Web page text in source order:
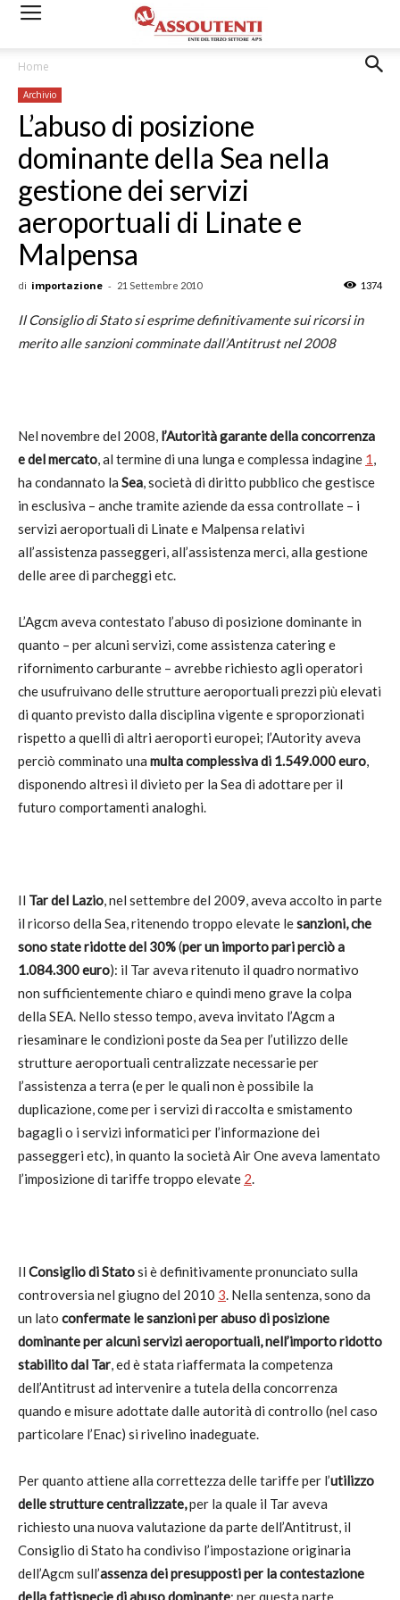
Home
Archivio
L’abuso di posizione
dominante della Sea nella
gestione dei servizi
aeroportuali di Linate e
Malpensa
di importazione - 21 Settembre 2010 1374
Il Consiglio di Stato si esprime definitivamente sui ricorsi in
merito alle sanzioni comminate dall’Antitrust nel 2008
Nel novembre del 2008, l’Autorità garante della concorrenza
e del mercato, al termine di una lunga e complessa indagine 1,
ha condannato la Sea, società di diritto pubblico che gestisce
in esclusiva – anche tramite aziende da essa controllate – i
servizi aeroportuali di Linate e Malpensa relativi
all’assistenza passeggeri, all’assistenza merci, alla gestione
delle aree di parcheggi etc.
L’Agcm aveva contestato l’abuso di posizione dominante in
quanto – per alcuni servizi, come assistenza catering e
rifornimento carburante – avrebbe richiesto agli operatori
che usufruivano delle strutture aeroportuali prezzi più elevati
di quanto previsto dalla disciplina vigente e sproporzionati
rispetto a quelli di altri aeroporti europei; l’Autority aveva
perciò comminato una multa complessiva di 1.549.000 euro,
disponendo altresì il divieto per la Sea di adottare per il
futuro comportamenti analoghi.
Il Tar del Lazio, nel settembre del 2009, aveva accolto in parte
il ricorso della Sea, ritenendo troppo elevate lesanzioni, che
sono state ridotte del 30%(per un importo pari perciò a
1.084.300 euro): il Tar aveva ritenuto il quadro normativo
non sufficientemente chiaro e quindi meno grave la colpa
della SEA. Nello stesso tempo, aveva invitato l’Agcm a
riesaminare le condizioni poste da Sea per l’utilizzo delle
strutture aeroportuali centralizzate necessarie per
l’assistenza a terra (e per le quali non è possibile la
duplicazione, come per i servizi di raccolta e smistamento
bagagli o i servizi informatici per l’informazione dei
passeggeri etc), in quanto la società Air One aveva lamentato
l’imposizione di tariffe troppo elevate 2.
Il Consiglio di Statosi è definitivamente pronunciato sulla
controversia nel giugno del 2010 3. Nella sentenza, sono da
un lato confermate le sanzioni per abuso di posizione
dominante per alcuni servizi aeroportuali, nell’importo ridotto
stabilito dal Tar, ed è stata riaffermata la competenza
dell’Antitrust ad intervenire a tutela della concorrenza
quando e misure adottate dalle autorità di controllo (nel caso
particolare l’Enac) si rivelino inadeguate.
Per quanto attiene alla correttezza delle tariffe per l’utilizzo
delle strutture centralizzate,per la quale il Tar aveva
richiesto una nuova valutazione da parte dell’Antitrust, il
Consiglio di Stato ha condiviso l’impostazione originaria
dell’Agcm sull’assenza dei presupposti per la contestazione
della fattispecie di abuso dominante; per questa parte,